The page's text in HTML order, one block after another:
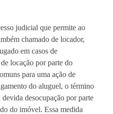
judicial que permite ao
chamado de locador,
em casos de
locação por parte do
para uma ação de
do aluguel, o término
desocupação por parte
do imóvel. Essa medida